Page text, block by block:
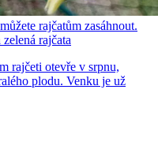
rajčatům zasáhnout.
rajčata
rajčeti otevře v srpnu,
plodu. Venku je už